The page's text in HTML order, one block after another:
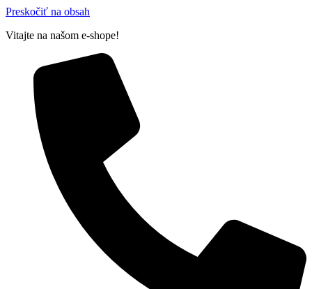
Preskočiť na obsah
Vitajte na našom e-shope!